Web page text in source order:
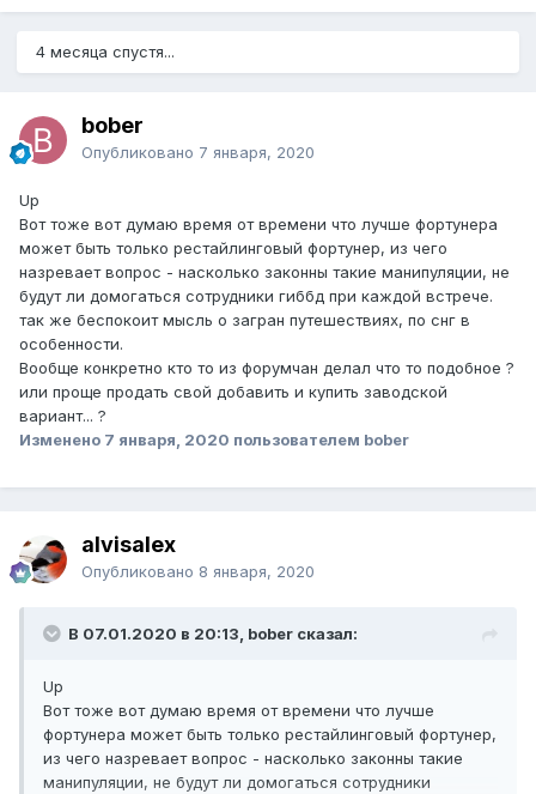
4 месяца спустя...
bober
Опубликовано 7 января, 2020
Up
Вот тоже вот думаю время от времени что лучше фортунера
может быть только рестайлинговый фортунер, из чего
назревает вопрос - насколько законны такие манипуляции, не
будут ли домогаться сотрудники гиббд при каждой встрече.
так же беспокоит мысль о загран путешествиях, по снг в
особенности.
Вообще конкретно кто то из форумчан делал что то подобное ?
или проще продать свой добавить и купить заводской
вариант... ?
Изменено 7 января, 2020 пользователем bober
alvisalex
Опубликовано 8 января, 2020
В 07.01.2020 в 20:13, bober сказал:
Up
Вот тоже вот думаю время от времени что лучше
фортунера может быть только рестайлинговый фортунер,
из чего назревает вопрос - насколько законны такие
манипуляции, не будут ли домогаться сотрудники